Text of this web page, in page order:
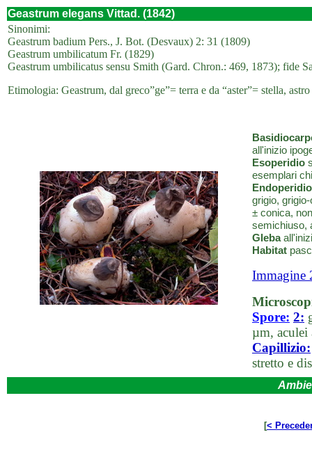
Geastrum elegans Vittad. (1842)
Sinonimi:
Geastrum badium Pers., J. Bot. (Desvaux) 2: 31 (1809)
Geastrum umbilicatum Fr. (1829)
Geastrum umbilicatus sensu Smith (Gard. Chron.: 469, 1873); fide
Etimologia: Geastrum, dal greco”ge”= terra e da “aster”= stella,
all'inizio
Esoperidio
esemplari
Endoperidio
grigio,
± conica,
semichiuso,
Gleba
Habitat
Immagine
Spore: 2:
µm,
Capillizio:
stretto e
[<